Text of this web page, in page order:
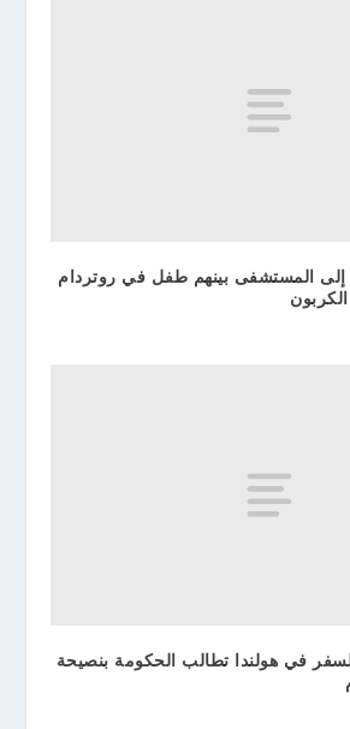
المستشفى بينهم طفل في روتردام
في هولندا تطالب الحكومة بنصيحة